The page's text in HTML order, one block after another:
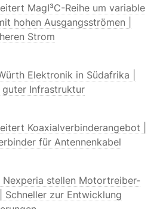
MagI³C-Reihe um variable
hohen Ausgangsströmen |
Strom
Elektronik in Südafrika |
Infrastruktur
Koaxialverbinderangebot |
für Antennenkabel
stellen Motortreiber-
Schneller zur Entwicklung